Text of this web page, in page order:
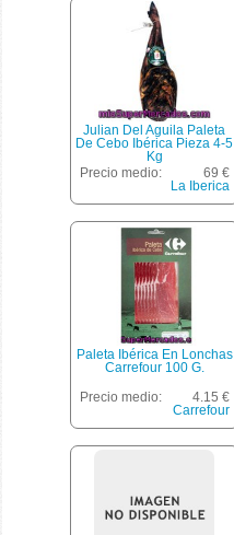
Julian Del Aguila Paleta
De Cebo Ibérica Pieza 4-5
Kg
Precio medio:
69 €
La Iberica
Paleta Ibérica En Lonchas
Carrefour 100 G.
Precio medio:
4.15 €
Carrefour